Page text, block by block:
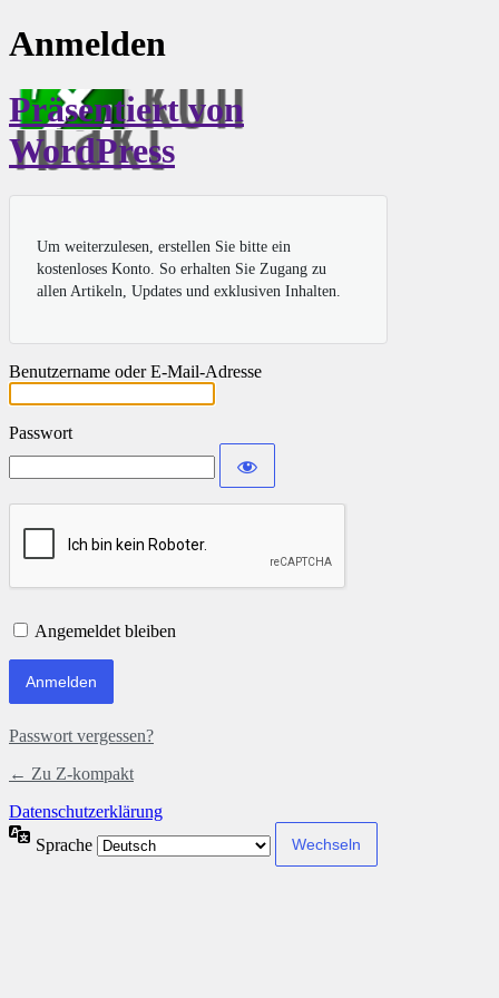
Anmelden
Präsentiert von
WordPress
Um weiterzulesen, erstellen Sie bitte ein
kostenloses Konto. So erhalten Sie Zugang zu
allen Artikeln, Updates und exklusiven Inhalten.
Benutzername oder E-Mail-Adresse
Passwort
Angemeldet bleiben
Passwort vergessen?
← Zu Z-kompakt
Datenschutzerklärung
Sprache